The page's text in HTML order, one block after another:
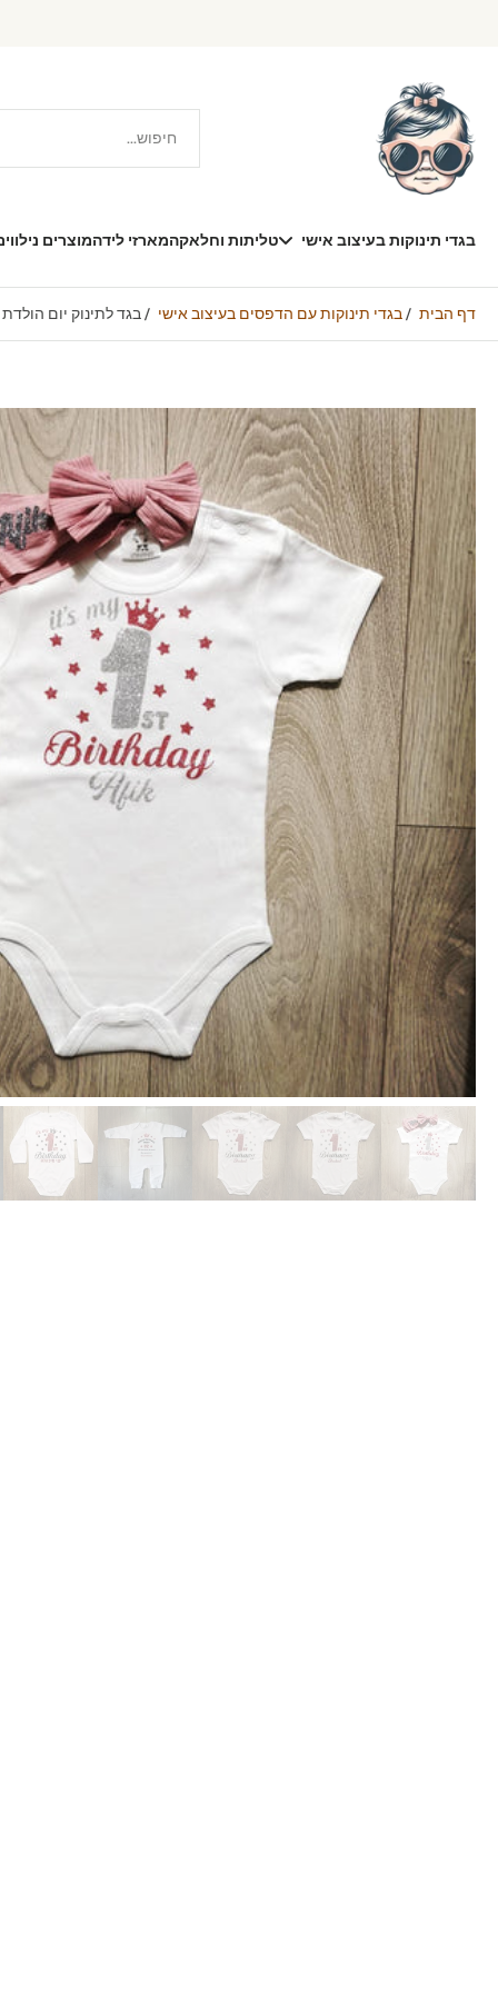
בגדי תינוקות בעיצוב אישי טליתות וחלאקהמארזי לידהמוצרים
דף הבית /בגדי תינוקות עם הדפסים בעיצוב אישי /בגד לתינוק יום